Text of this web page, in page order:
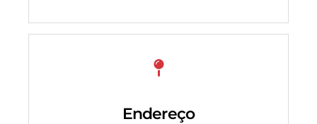
Endereço